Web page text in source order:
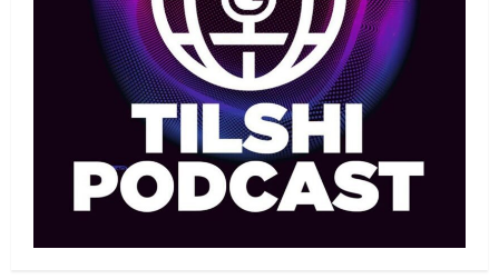
2 07/08/2026
Басты жаңалық Күрес
“Оңай болған жоқ”: Өзбек
файтері өзінен үш есе ауыр
балуанды таза жеңді
07/08/2026
Әйгілі Снайдер мен Тажудинов